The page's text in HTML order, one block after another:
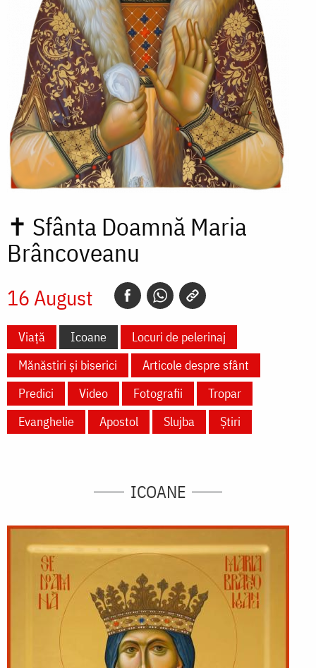
✝ Sfânta Doamnă Maria
Brâncoveanu
16 August
Viață Icoane
Locuri de pelerinaj
Mănăstiri și biserici
Articole despre sfânt
Predici
Video Fotografii
Tropar
Evanghelie
Apostol Slujba Știri
ICOANE